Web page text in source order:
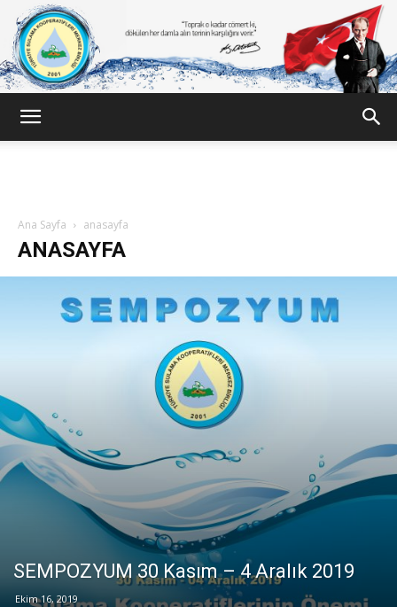
Birligi
Ana Sayfa anasayfa
ANASAYFA
SEMPOZYUM 30 Kasım – 4 Aralık 2019
Ekim 16, 2019